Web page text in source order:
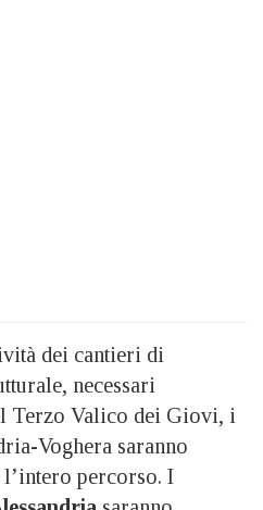
dei cantieri di
necessari
Terzo Valico dei Giovi, i
Voghera saranno
percorso. I